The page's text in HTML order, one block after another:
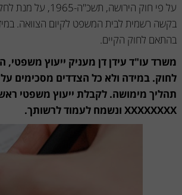
להגיש
בקשה
קיום
צוואה
לבד
או
על פי חוק
בקשה רשמית לבית המשפט לקיום הצוואה.
בהתאם לחוק הקיים.
משרד עו"ד עידן דן מעניק ייעוץ משפטי,
לחוק. במידה ולא כל הצדדים מסכימים
תהליך מימושה. לקבלת ייעוץ משפטי
XXXXXXXX ונשמח לעמוד לרשותך.